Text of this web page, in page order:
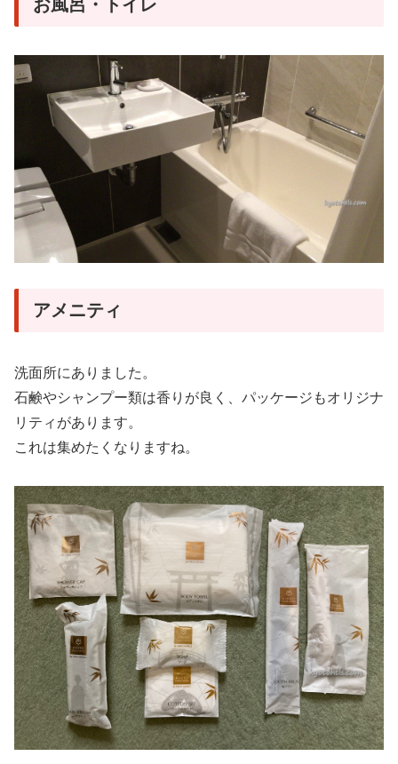
お風呂・トイレ
アメニティ
洗面所にありました。
石鹸やシャンプー類は香りが良く、パッケージもオリジナ
リティがあります。
これは集めたくなりますね。